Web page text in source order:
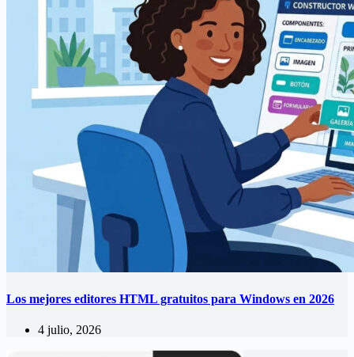
Los mejores editores HTML gratuitos para Windows en 2026
4 julio, 2026